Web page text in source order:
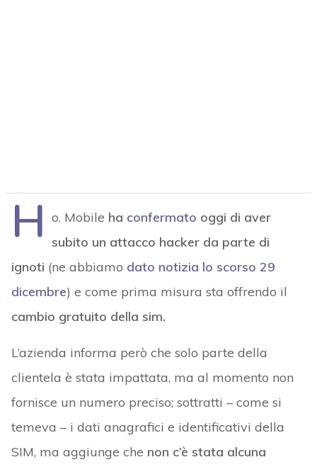
H o. Mobile ha confermato oggi di aver
subito un attacco hacker da parte di
ignoti (ne abbiamo dato notizia lo scorso 29
dicembre) e come prima misura sta offrendo il
cambio gratuito della sim.
L’azienda informa però che solo parte della
clientela è stata impattata, ma al momento non
fornisce un numero preciso; sottratti – come si
temeva – i dati anagrafici e identificativi della
SIM, ma aggiunge che non c’è stata alcuna